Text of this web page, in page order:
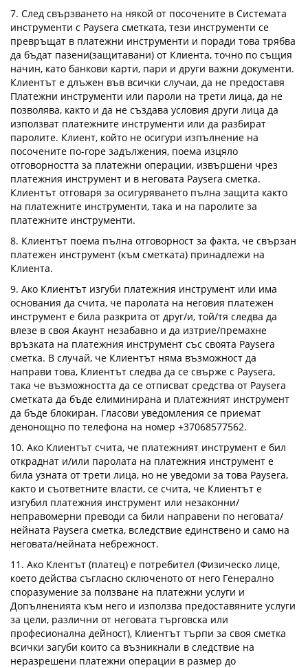
7. След свързването на някой от посочените в Системата
инструменти с Paysera сметката, тези инструменти се
превръщат в платежни инструменти и поради това трябва
да бъдат пазени(защитавани) от Клиента, точно по същия
начин, като банкови карти, пари и други важни документи.
Клиентът е длъжен във всички случаи, да не предоставя
Платежни инструменти или пароли на трети лица, да не
позволява, както и да не създава условия други лица да
използват платежните инструменти или да разбират
паролите. Клиент, който не осигури изпълнение на
посочените по-горе задължения, поема изцяло
отговорността за платежни операции, извършени чрез
платежния инструмент и в неговата Paysera сметка.
Клиентът отговаря за осигуряването пълна защита както
на платежните инструменти, така и на паролите за
платежните инструменти.
8. Клиентът поема пълна отговорност за факта, че свързан
платежен инструмент (към сметката) принадлежи на
Клиента.
9. Ако Клиентът изгуби платежния инструмент или има
основания да счита, че паролата на неговия платежен
инструмент е била разкрита от друг/и, той/тя следва да
влезе в своя Акаунт незабавно и да изтрие/премахне
връзката на платежния инструмент със своята Paysera
сметка. В случай, че Клиентът няма възможност да
направи това, Клиентът следва да се свърже с Paysera,
така че възможността да се отписват средства от Paysera
сметката да бъде елиминирана и платежният инструмент
да бъде блокиран. Гласови уведомления се приемат
денонощно по телефона на номер +37068577562.
10. Ако Клиентът счита, че платежният инструмент е бил
откраднат и/или паролата на платежния инструмент е
била узната от трети лица, но не уведоми за това Paysera,
както и съответните власти, се счита, че Клиентът е
изгубил платежния инструмент или незаконни/
неправомерни преводи са били направени по неговата/
нейната Paysera сметка, вследствие единствено и само на
неговата/нейната небрежност.
11. Ако Клентът (платец) е потребител (Физическо лице,
което действа съгласно сключеното от него Генерално
споразумение за ползване на платежни услуги и
Допълненията към него и използва предоставяните услуги
за цели, различни от неговата търговска или
професионална дейност), Клиентът търпи за своя сметка
всички загуби които са възникнали в следствие на
неразрешени платежни операции в размер до